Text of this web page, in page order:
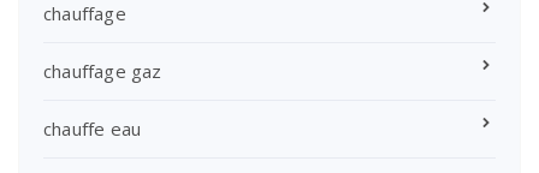
chauffage
chauffage gaz
chauffe eau